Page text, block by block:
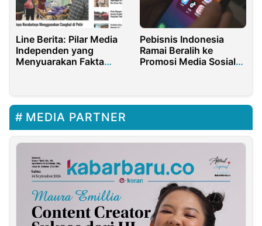
Line Berita: Pilar Media
Independen yang
Menyuarakan Fakta
Pebisnis Indonesia
Ramai Beralih ke
Promosi Media Sosial
MEDIA PARTNER